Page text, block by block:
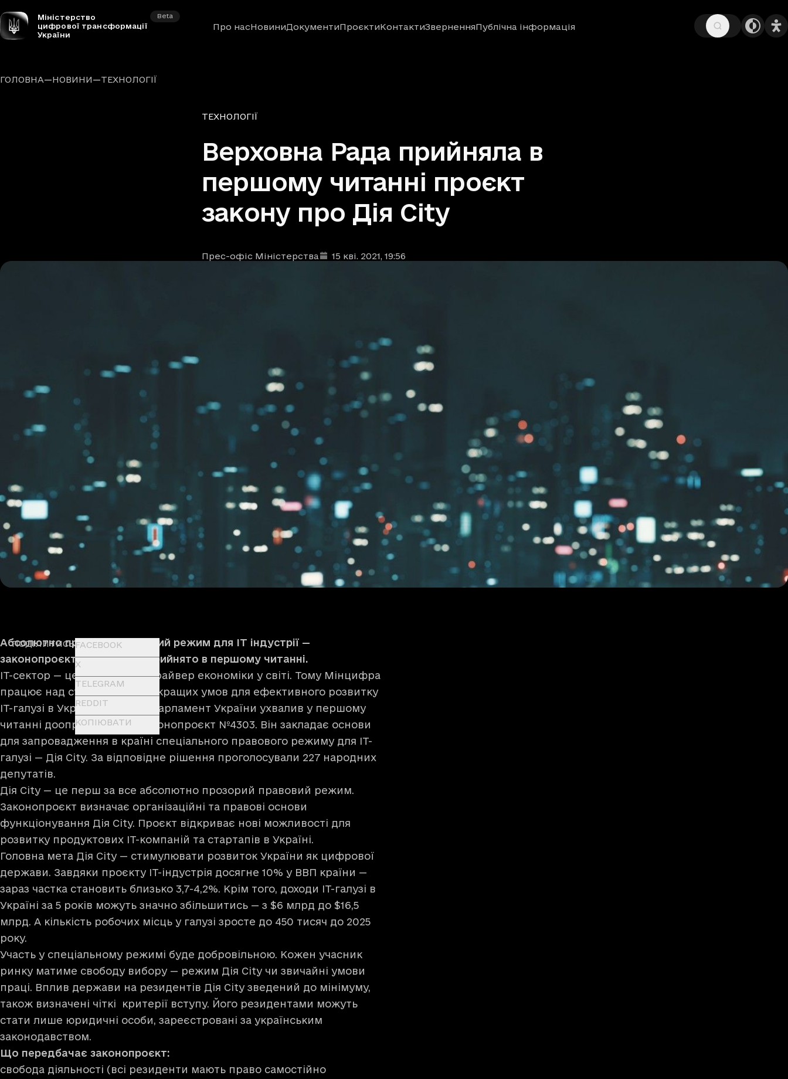
Міністерство
цифрової трансформації
України
Beta
Про насНовиниДокументиПроєктиКонтактиЗверненняПублічна інформація
ГОЛОВНА—НОВИНИ—ТЕХНОЛОГІЇ
Рубрики
ТЕХНОЛОГІЇ
Верховна Рада прийняла в
першому читанні проєкт
закону про Дія City
Автори
Прес-офіс Міністерства
Дата та час публікації: 15 кві. 2021, 19:56
ПОДІЛИТИСЬFACEBOOK
X
TELEGRAM
REDDIT
КОПІЮВАТИ
Абсолютно прозорий правовий режим для ІТ індустрії —
законопроєкт про Дія City прийнято в першому читанні.
IT-сектор — це глобальний драйвер економіки у світі. Тому Мінцифра
працює над створенням найкращих умов для ефективного розвитку
IT-галузі в Україні. Сьогодні парламент України ухвалив у першому
читанні доопрацьований законопроєкт №4303. Він закладає основи
для запровадження в країні спеціального правового режиму для ІТ-
галузі — Дія City. За відповідне рішення проголосували 227 народних
депутатів.
Дія City — це перш за все абсолютно прозорий правовий режим.
Законопроєкт визначає організаційні та правові основи
функціонування Дія City. Проєкт відкриває нові можливості для
розвитку продуктових ІТ-компаній та стартапів в Україні.
Головна мета Дія City — стимулювати розвиток України як цифрової
держави. Завдяки проєкту ІТ-індустрія досягне 10% у ВВП країни —
зараз частка становить близько 3,7-4,2%. Крім того, доходи IT-галузі в
Україні за 5 років можуть значно збільшитись — з $6 млрд до $16,5
млрд. А кількість робочих місць у галузі зросте до 450 тисяч до 2025
року.
Участь у спеціальному режимі буде добровільною. Кожен учасник
ринку матиме свободу вибору — режим Дія City чи звичайні умови
праці. Вплив держави на резидентів Дія City зведений до мінімуму,
також визначені чіткі критерії вступу. Його резидентами можуть
стати лише юридичні особи, зареєстровані за українським
законодавством.
Що передбачає законопроєкт:
свобода діяльності (всі резиденти мають право самостійно